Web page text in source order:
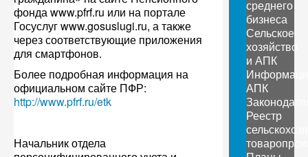
фонда www.pfrf.ru или на портале
Госуслуг www.gosuslugi.ru, а также
через соответствующие приложения
для смартфонов.
Более подробная информация на
официальном сайте ПФР:
http://www.pfrf.ru/etk
Начальник отдела
среднего
бизнеса
Сельское
хозяйство
и АПК
АПК
Реестр